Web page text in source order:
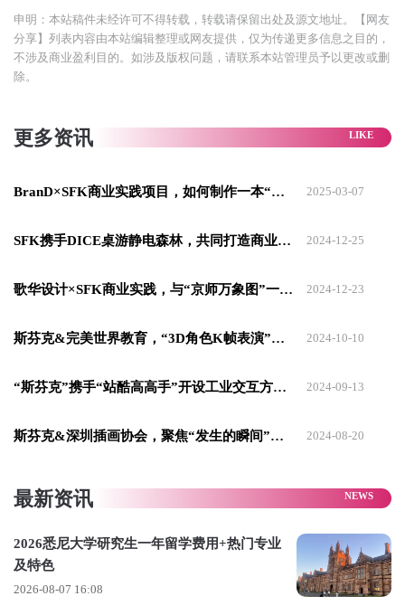
能，用作品讲述你独一无二的故事~
BranD 广州艺术书展
申明：本站稿件未经许可不得转载，转载请保留出处及源文地址。【网友
分享】列表内容由本站编辑整理或网友提供，仅为传递更多信息之目的，
不涉及商业盈利目的。如涉及版权问题，请联系本站管理员予以更改或删
除。
更多资讯
BranD×SFK商业实践项目，如何制作一本“小杂志”？ 2025-03-07
SFK携手DICE桌游静电森林，共同打造商业实践大师课 2024-12-25
歌华设计×SFK商业实践，与“京师万象图”一同转化创意！ 2024-12-23
斯芬克&完美世界教育，“3D角色K帧表演”商业实践课程，完成高质量K帧动画杰作！ 2024-10-10
“斯芬克”携手“站酷高高手”开设工业交互方向商业实践课程！ 2024-09-13
斯芬克&深圳插画协会，聚焦“发生的瞬间”推出商业实践课程，优秀作品将参展！ 2024-08-20
最新资讯
2026悉尼大学研究生一年留学费用+热门专业
及特色
2026-08-07 16:08